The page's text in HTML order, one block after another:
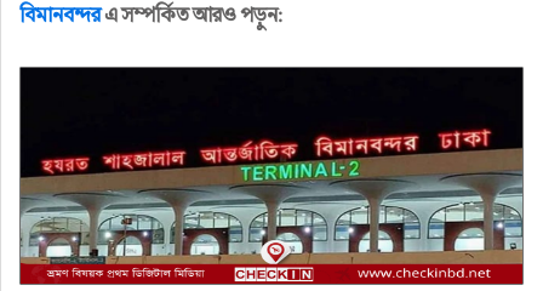
বিমানবন্দরএ সম্পর্কিত আরও পড়ুন: